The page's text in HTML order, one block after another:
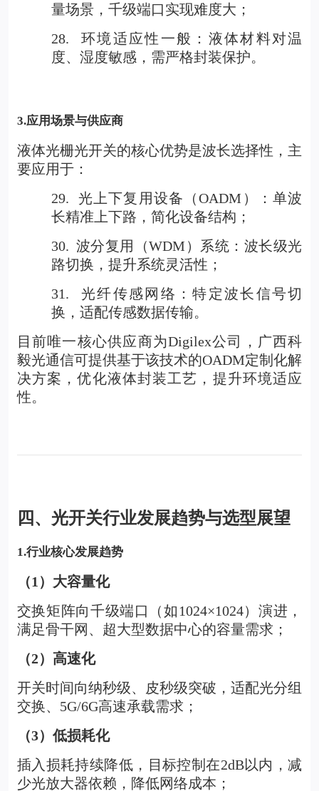
量场景，千级端口实现难度大；
28.
环境适应性一般：液体材料对温
度、湿度敏感，需严格封装保护。
3.应用场景与供应商
液体光栅光开关的核心优势是波长选择性，主
要应用于：
29.
光上下复用设备（OADM）：单波
长精准上下路，简化设备结构；
30. 波分复用（WDM）系统：波长级光
路切换，提升系统灵活性；
31.
光纤传感网络：特定波长信号切
换，适配传感数据传输。
目前唯一核心供应商为Digilex公司，广西科
毅光通信可提供基于该技术的OADM定制化解
决方案，优化液体封装工艺，提升环境适应
性。
四、光开关行业发展趋势与选型展望
1.行业核心发展趋势
（1）大容量化
交换矩阵向千级端口（如1024×1024）演进，
满足骨干网、超大型数据中心的容量需求；
（2）高速化
开关时间向纳秒级、皮秒级突破，适配光分组
交换、5G/6G高速承载需求；
（3）低损耗化
插入损耗持续降低，目标控制在2dB以内，减
少光放大器依赖，降低网络成本；